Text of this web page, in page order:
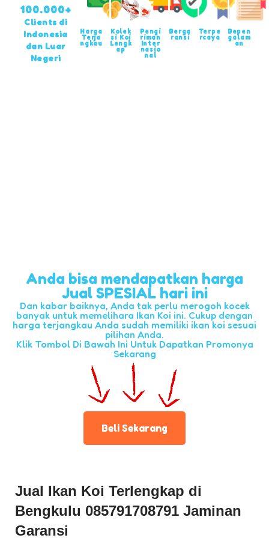
100.000+
Clients di
Indonesia
dan Luar
Negeri
Harga
Terja
ngkau
Kolek
si Koi
Lengk
ap
Pengi
riman
Inter
nasio
nal
Berga
ransi
Terpe
rcaya
Bepen
galam
an
Anda bisa mendapatkan harga
Jual SPESIAL hari ini
Dan kabar baiknya, Anda tak perlu merogoh kocek
banyak untuk memelihara Ikan Koi ini. Cukup dengan
harga terjangkau Anda sudah memiliki ikan koi sesuai
pilihan Anda.
Klik Tombol Di Bawah Ini Untuk Dapatkan Promonya
Sekarang
Beli Sekarang
Jual Ikan Koi Terlengkap di
Bengkulu 085791708791 Jaminan
Garansi